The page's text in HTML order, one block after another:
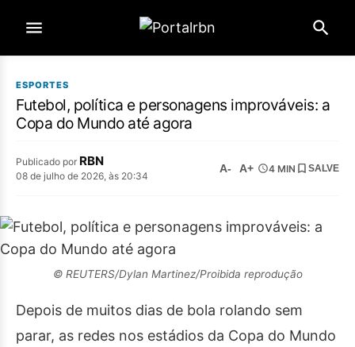
ESPORTES
Futebol, política e personagens improváveis: a
Copa do Mundo até agora
Publicado por RBN
08 de julho de 2026, às 20:34
A- A+ 4 MIN SALVE
© REUTERS/Dylan Martinez/Proibida reprodução
Depois de muitos dias de bola rolando sem
parar, as redes nos estádios da Copa do Mundo